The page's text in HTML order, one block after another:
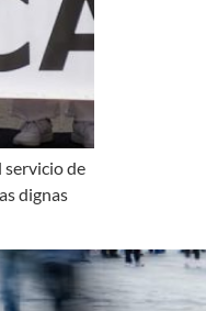
servicio de
dignas